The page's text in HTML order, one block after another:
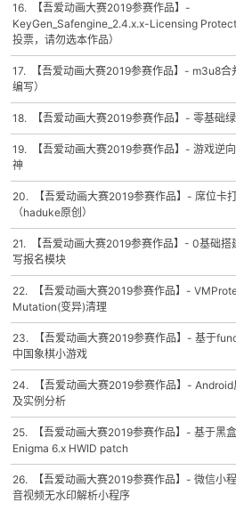
16. 【吾爱动画大赛2019参赛作品】-
KeyGen_Safengine_2.4.x.x-Licensing
投票，请勿选本作品）
17. 【吾爱动画大赛2019参赛作品】- m3u8合
编写）
18. 【吾爱动画大赛2019参赛作品】- 零基础
19. 【吾爱动画大赛2019参赛作品】- 游戏逆
神
20. 【吾爱动画大赛2019参赛作品】- 席位卡
（haduke原创）
21. 【吾爱动画大赛2019参赛作品】- 0基础搭
写报名模块
22. 【吾爱动画大赛2019参赛作品】-
Mutation(变异)清理
23. 【吾爱动画大赛2019参赛作品】- 基于
中国象棋小游戏
24. 【吾爱动画大赛2019参赛作品】- Android
及实例分析
25. 【吾爱动画大赛2019参赛作品】- 基于黑
Enigma 6.x HWID patch
26. 【吾爱动画大赛2019参赛作品】- 微信小
音视频无水印解析小程序